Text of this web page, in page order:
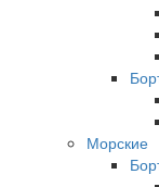
Морские